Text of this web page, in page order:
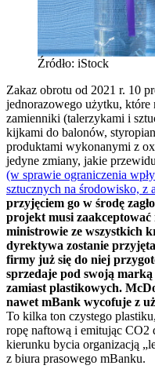
Źródło: iStock
Zakaz obrotu od 2021 r. 10
jednorazowego użytku, które
zamienniki (talerzykami i
kijkami do balonów,
produktami wykonanymi z
jedyne zmiany, jakie
(w sprawie ograniczenia
sztucznych na środowisko, z
przyjęciem go w środę
projekt musi
ministrowie ze wszystkich
dyrektywa zostanie
firmy już się do niej
sprzedaje pod swoją
zamiast plastikowych.
nawet mBank wycofuje z
To kilka ton czystego
ropę naftową i emitując
kierunku bycia organizacją
z biura prasowego mBanku.